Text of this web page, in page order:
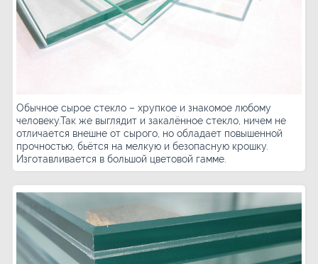
Обычное сырое стекло – хрупкое и знакомое любому
человеку.Так же выглядит и закалённое стекло, ничем не
отличается внешне от сырого, но обладает повышенной
прочностью, бьётся на мелкую и безопасную крошку.
Изготавливается в большой цветовой гамме.